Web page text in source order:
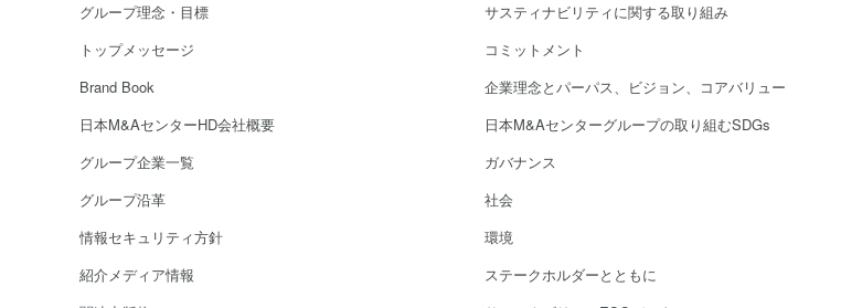
グループ理念・目標
トップメッセージ
Brand Book
日本M&AセンターHD会社概要
グループ企業一覧
グループ沿革
情報セキュリティ方針
紹介メディア情報
サスティナビリティに関する取り組み
コミットメント
企業理念とパーパス、ビジョン、コアバリュー
日本M&Aセンターグループの取り組むSDGs
ガバナンス
社会
環境
ステークホルダーとともに